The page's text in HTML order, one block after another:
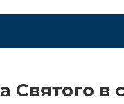
Святого в